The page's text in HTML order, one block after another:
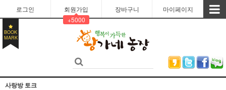
로그인
회원가입
+5000
장바구니 마이페이지
BOOK
MARK
사랑방 토크